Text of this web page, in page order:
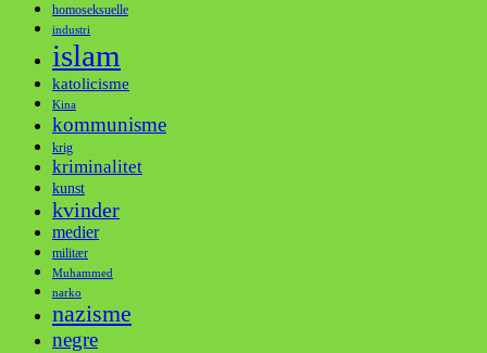
homoseksuelle
industri
islam
katolicisme
Kina
kommunisme
krig
kriminalitet
kunst
kvinder
medier
militær
Muhammed
narko
nazisme
negre